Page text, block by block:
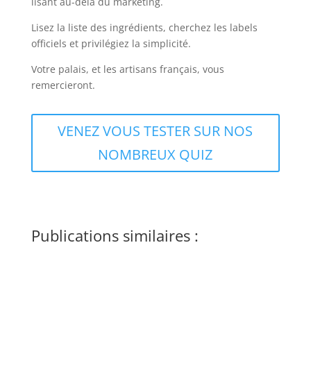
Lisez la liste des ingrédients, cherchez les labels
officiels et privilégiez la simplicité.
Votre palais, et les artisans français, vous
remercieront.
VENEZ VOUS TESTER SUR NOS
NOMBREUX QUIZ
Publications similaires :